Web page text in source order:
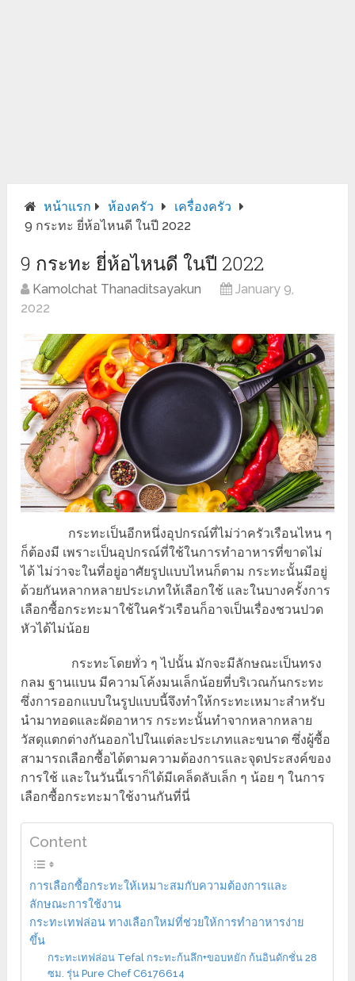
หน้าแรก ห้องครัว
เครื่องครัว
9 กระทะ ยี่ห้อไหนดี ในปี 2022
9 กระทะ ยี่ห้อไหนดี ในปี 2022
Kamolchat Thanaditsayakun
January 9,
2022
กระทะเป็นอีกหนึ่งอุปกรณ์ที่ไม่ว่าครัวเรือนไหน ๆ
ก็ต้องมี เพราะเป็นอุปกรณ์ที่ใช้ในการทำอาหารที่ขาดไม่
ได้ ไม่ว่าจะในที่อยู่อาศัยรูปแบบไหนก็ตาม กระทะนั้นมีอยู่
ด้วยกันหลากหลายประเภทให้เลือกใช้ และในบางครั้งการ
เลือกซื้อกระทะมาใช้ในครัวเรือนก็อาจเป็นเรื่องชวนปวด
หัวได้ไม่น้อย
กระทะโดยทั่ว ๆ ไปนั้น มักจะมีลักษณะเป็นทรง
กลม ฐานแบน มีความโค้งมนเล็กน้อยที่บริเวณก้นกระทะ
ซึ่งการออกแบบในรูปแบบนี้จึงทำให้กระทะเหมาะสำหรับ
นำมาทอดและผัดอาหาร กระทะนั้นทำจากหลากหลาย
วัสดุแตกต่างกันออกไปในแต่ละประเภทและขนาด ซึ่งผู้ซื้อ
สามารถเลือกซื้อได้ตามความต้องการและจุดประสงค์ของ
การใช้ และในวันนี้เราก็ได้มีเคล็ดลับเล็ก ๆ น้อย ๆ ในการ
เลือกซื้อกระทะมาใช้งานกันที่นี่
Content
การเลือกซื้อกระทะให้เหมาะสมกับความต้องการและ
ลักษณะการใช้งาน
กระทะเทฟล่อน ทางเลือกใหม่ที่ช่วยให้การทำอาหารง่าย
ขึ้น
กระทะเทฟล่อน Tefal กระทะก้นลึก+ขอบหยัก ก้นอินดักชั่น 28
ซม. รุ่น Pure Chef C6176614